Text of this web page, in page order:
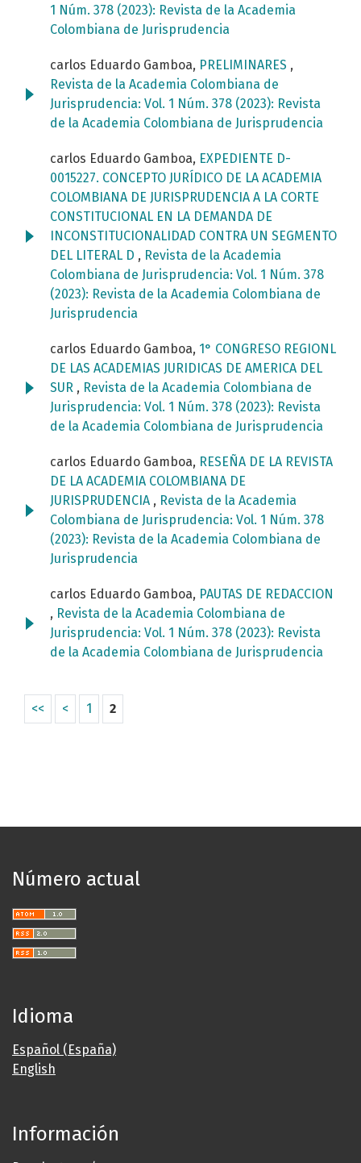
1 Núm. 378 (2023): Revista de la Academia
Colombiana de Jurisprudencia
carlos Eduardo Gamboa, PRELIMINARES ,
Revista de la Academia Colombiana de
Jurisprudencia: Vol. 1 Núm. 378 (2023): Revista
de la Academia Colombiana de Jurisprudencia
carlos Eduardo Gamboa, EXPEDIENTE D-
0015227. CONCEPTO JURÍDICO DE LA ACADEMIA
COLOMBIANA DE JURISPRUDENCIA A LA CORTE
CONSTITUCIONAL EN LA DEMANDA DE
INCONSTITUCIONALIDAD CONTRA UN SEGMENTO
DEL LITERAL D , Revista de la Academia
Colombiana de Jurisprudencia: Vol. 1 Núm. 378
(2023): Revista de la Academia Colombiana de
Jurisprudencia
carlos Eduardo Gamboa, 1° CONGRESO REGIONL
DE LAS ACADEMIAS JURIDICAS DE AMERICA DEL
SUR , Revista de la Academia Colombiana de
Jurisprudencia: Vol. 1 Núm. 378 (2023): Revista
de la Academia Colombiana de Jurisprudencia
carlos Eduardo Gamboa, RESEÑA DE LA REVISTA
DE LA ACADEMIA COLOMBIANA DE
JURISPRUDENCIA , Revista de la Academia
Colombiana de Jurisprudencia: Vol. 1 Núm. 378
(2023): Revista de la Academia Colombiana de
Jurisprudencia
carlos Eduardo Gamboa, PAUTAS DE REDACCION
, Revista de la Academia Colombiana de
Jurisprudencia: Vol. 1 Núm. 378 (2023): Revista
de la Academia Colombiana de Jurisprudencia
<< < 1 2
Número actual
Idioma
Español (España)
English
Información